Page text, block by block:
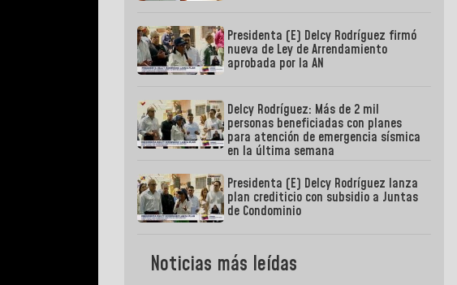
Presidenta (E) Delcy Rodríguez firmó
nueva de Ley de Arrendamiento
aprobada por la AN
Delcy Rodríguez: Más de 2 mil
personas beneficiadas con planes
para atención de emergencia sísmica
en la última semana
Presidenta (E) Delcy Rodríguez lanza
plan crediticio con subsidio a Juntas
de Condominio
Noticias más leídas